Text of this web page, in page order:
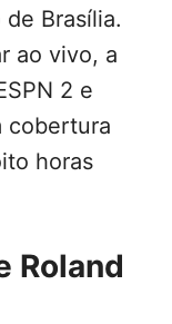
Brasília.
ao vivo, a
2 e
cobertura
horas
Roland